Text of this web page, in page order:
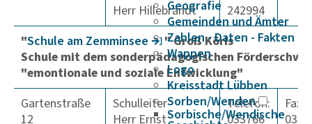
Geografie
Gemeinden und Ämter
Zahlen - Daten - Fakten
Wappen
Logo
Kreisstadt Lübben
Sorben/Wenden
Sorbische/Wendische
Herr Hillebrandt
242994
"Schule am Zemminsee
" Groß Köris
Schule mit dem sonderpädagogischen
"emontionale und soziale Entwicklung"
Gartenstraße
12
Schulleiter
Herr Ernst
Telefon:
033766
Fax: